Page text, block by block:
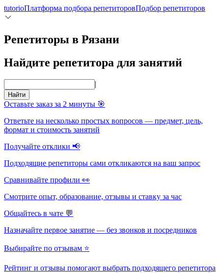
tutorioПлатформа подбора репетиторовПодбор репетиторов
Репетиторы в Рязани
Найдите репетитора для занятий
|
Найти
Оставьте заказ за 2 минуты 🎯
Ответьте на несколько простых вопросов — предмет, цель,
формат и стоимость занятий
Получайте отклики 📢
Подходящие репетиторы сами откликаются на ваш запрос
Сравнивайте профили 👀
Смотрите опыт, образование, отзывы и ставку за час
Общайтесь в чате 💬
Назначайте первое занятие — без звонков и посредников
Выбирайте по отзывам ⭐
Рейтинг и отзывы помогают выбрать подходящего репетитора